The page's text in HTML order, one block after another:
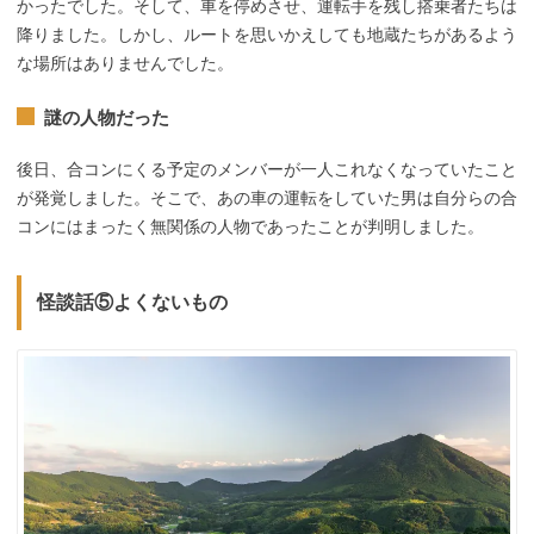
かったでした。そして、車を停めさせ、運転手を残し搭乗者たちは
降りました。しかし、ルートを思いかえしても地蔵たちがあるよう
な場所はありませんでした。
謎の人物だった
後日、合コンにくる予定のメンバーが一人これなくなっていたこと
が発覚しました。そこで、あの車の運転をしていた男は自分らの合
コンにはまったく無関係の人物であったことが判明しました。
怪談話⑤よくないもの